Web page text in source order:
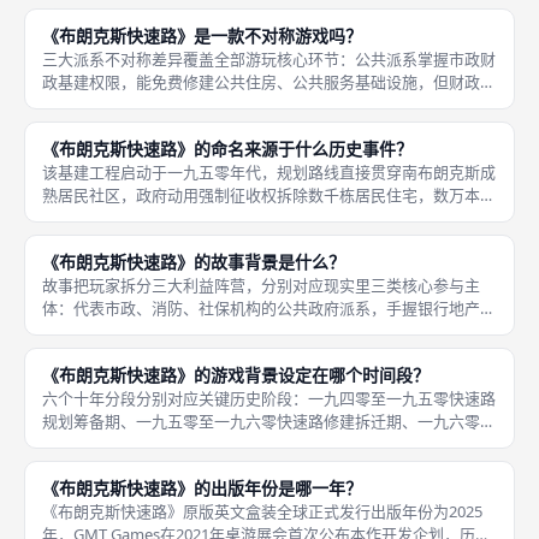
脆弱性、财政赤字突破阈值，无论个人积分高低全部一同落败；第
二层独立
《布朗克斯快速路》是一款不对称游戏吗？
三大派系不对称差异覆盖全部游玩核心环节：公共派系掌握市政财
政基建权限，能免费修建公共住房、公共服务基础设施，但财政赤
字管控压力极大，过度投入基建会拉高全域破产风险；私人派系拥
有商业投资、资本贷款专属行动，快速积累经济积分，但商业开发
会大量制
《布朗克斯快速路》的命名来源于什么历史事件？
该基建工程启动于一九五零年代，规划路线直接贯穿南布朗克斯成
熟居民社区，政府动用强制征收权拆除数千栋居民住宅，数万本地
中低收入居民被迫流离失所，原有社区商铺、邻里社群被高速路物
理割裂；工程完工后并未带来预期经济发展，反而阻断社区交通、
加剧区域
《布朗克斯快速路》的故事背景是什么？
故事把玩家拆分三大利益阵营，分别对应现实里三类核心参与主
体：代表市政、消防、社保机构的公共政府派系，手握银行地产投
资资源的私人商业资本派系，由本地居民、非营利社团、基层社区
组织构成的社区派系，三方各自拥有截然不同的发展愿景与核心诉
求，没有绝
《布朗克斯快速路》的游戏背景设定在哪个时间段？
六个十年分段分别对应关键历史阶段：一九四零至一九五零快速路
规划筹备期、一九五零至一九六零快速路修建拆迁期、一九六零至
一九七零人口大规模流离社区衰败初期、一九七零至一九八零城市
衰败巅峰与大停电骚乱、一九八零至一九九零政策调整缓慢修复、
一九九零
《布朗克斯快速路》的出版年份是哪一年？
《布朗克斯快速路》原版英文盒装全球正式发行出版年份为2025
年，GMT Games在2021年桌游展会首次公布本作开发企划，历经